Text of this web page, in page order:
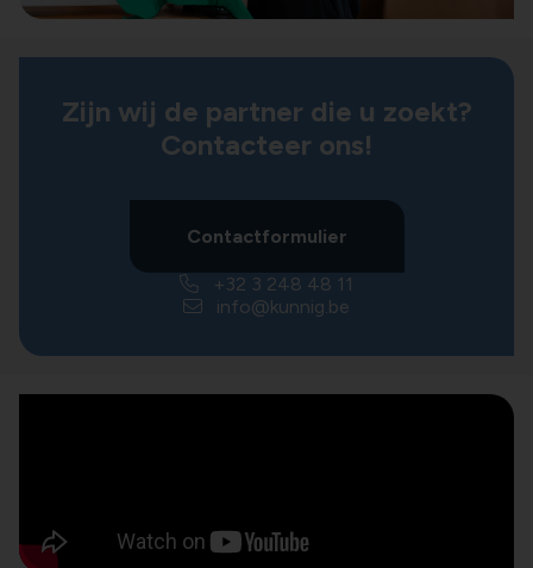
Zijn wij de partner die u zoekt?
Contacteer ons!
Contactformulier
+32 3 248 48 11
info@kunnig.be